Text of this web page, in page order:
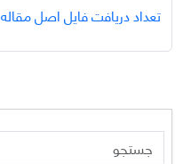
تعداد دریافت فایل اصل مقاله